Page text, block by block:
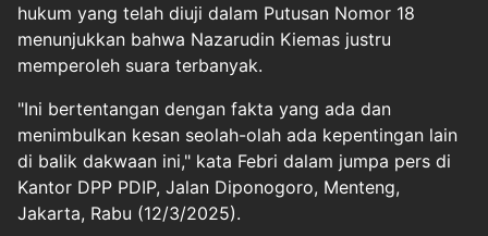
hukum yang telah diuji dalam Putusan Nomor 18
menunjukkan bahwa Nazarudin Kiemas justru
memperoleh suara terbanyak.
"Ini bertentangan dengan fakta yang ada dan
menimbulkan kesan seolah-olah ada kepentingan lain
di balik dakwaan ini," kata Febri dalam jumpa pers di
Kantor DPP PDIP, Jalan Diponogoro, Menteng,
Jakarta, Rabu (12/3/2025).